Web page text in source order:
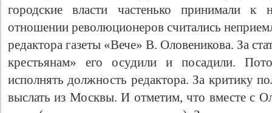
городские власти частенько принимали
отношении революционеров считались
редактора газеты «Вече» В. Оловеникова. За
крестьянам» его осудили и посадили.
исполнять должность редактора. За критику
выслать из Москвы. И отметим, что вместе с